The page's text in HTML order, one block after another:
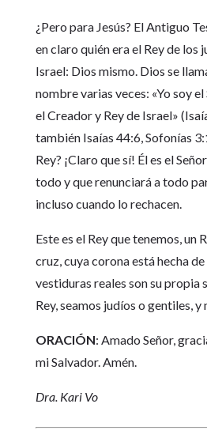
¿Pero para Jesús? El Antiguo
en claro quién era el Rey de los
Israel: Dios mismo. Dios se
nombre varias veces: «Yo soy el
el Creador y Rey de Israel»
también Isaías 44:6, Sofonías
Rey? ¡Claro que sí! Él es el
todo y que renunciará a todo
incluso cuando lo rechacen.
Este es el Rey que tenemos, un
cruz, cuya corona está hecha
vestiduras reales son su propia
Rey, seamos judíos o gentiles, y
ORACIÓN: Amado Señor,
mi Salvador. Amén.
Dra. Kari Vo